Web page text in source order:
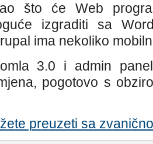
što će Web
izgraditi sa
ima nekoliko
3.0 i admin
pogotovo s
preuzeti sa